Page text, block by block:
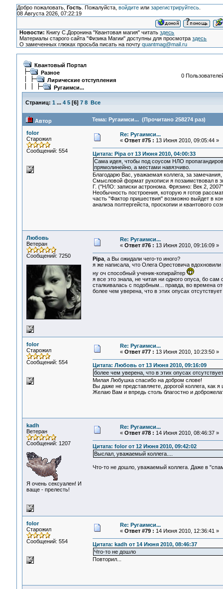
Добро пожаловать, Гость. Пожалуйста, войдитеили зарегистрируйтесь.
08 Августа 2026, 07:22:19
Новости: Книгу С.Доронина "Квантовая магия" читатьздесь
Материалы старого сайта "Физика Магии" доступны для просмотраздесь
О замеченных глюках просьба писать на почтуquantmag@mail.ru
Квантовый Портал
Разное
Лирические отступления
Ругаимси...
0
Страниц: 1 ... 4 5[6] 7 8 Все
Автор Тема: Ругаимси... (Прочитано 258274 раз)
folor
Старожил
Сообщений: 554
Re: Ругаимси...
« Ответ #75 : 13 Июня 2010, 09:05:44 »
Цитата: Pipa от 13 Июня 2010, 04:00:33
Сама идея, чтобы под соусом НЛО
прямолинейно, а местами навязчиво.
Благодарю Вас, уважаемая коллега, за
Смысловой формат рукописи я позаимствовал в
Г. ("НЛО: записки астронома. Фрязино: Век 2,
Необычность построения, которую я готов
часть "Фактор пришествия" возможно выйдет в
анализа полтергейста, проскопии и квантового
Любовь
Ветеран
Сообщений: 7250
Re: Ругаимси...
« Ответ #76 : 13 Июня 2010, 09:16:09 »
Pipa, а Вы ожидали чего-то иного?
я же написала, что Олега Орестовича
ну оч способный ученик-копирайтер
я все это знала, не читая ни одного опуса, бо
сталкивалась с подобным... правда, во времена
более чем уверена, что в этих опусах
folor
Старожил
Сообщений: 554
Re: Ругаимси...
« Ответ #77 : 13 Июня 2010, 10:23:50 »
Цитата: Любовь от 13 Июня 2010, 09:16:09
более чем уверена, что в этих опусах
Милая Любушка спасибо на добром слове!
Вы даже не представляете, дорогой коллега, как
Желаю Вам и впредь столь благостно и
kadh
Ветеран
Сообщений: 1207
Я очень сексуален! И
ваще - прелесть!
Re: Ругаимси...
« Ответ #78 : 14 Июня 2010, 08:46:37 »
Цитата: folor от 12 Июня 2010, 09:42:02
Выслал, уважаемый коллега....
Что-то не дошло, уважаемый коллега. Даже в
folor
Старожил
Сообщений: 554
Re: Ругаимси...
« Ответ #79 : 14 Июня 2010, 12:36:41 »
Цитата: kadh от 14 Июня 2010, 08:46:37
Что-то не дошло
Повторил...